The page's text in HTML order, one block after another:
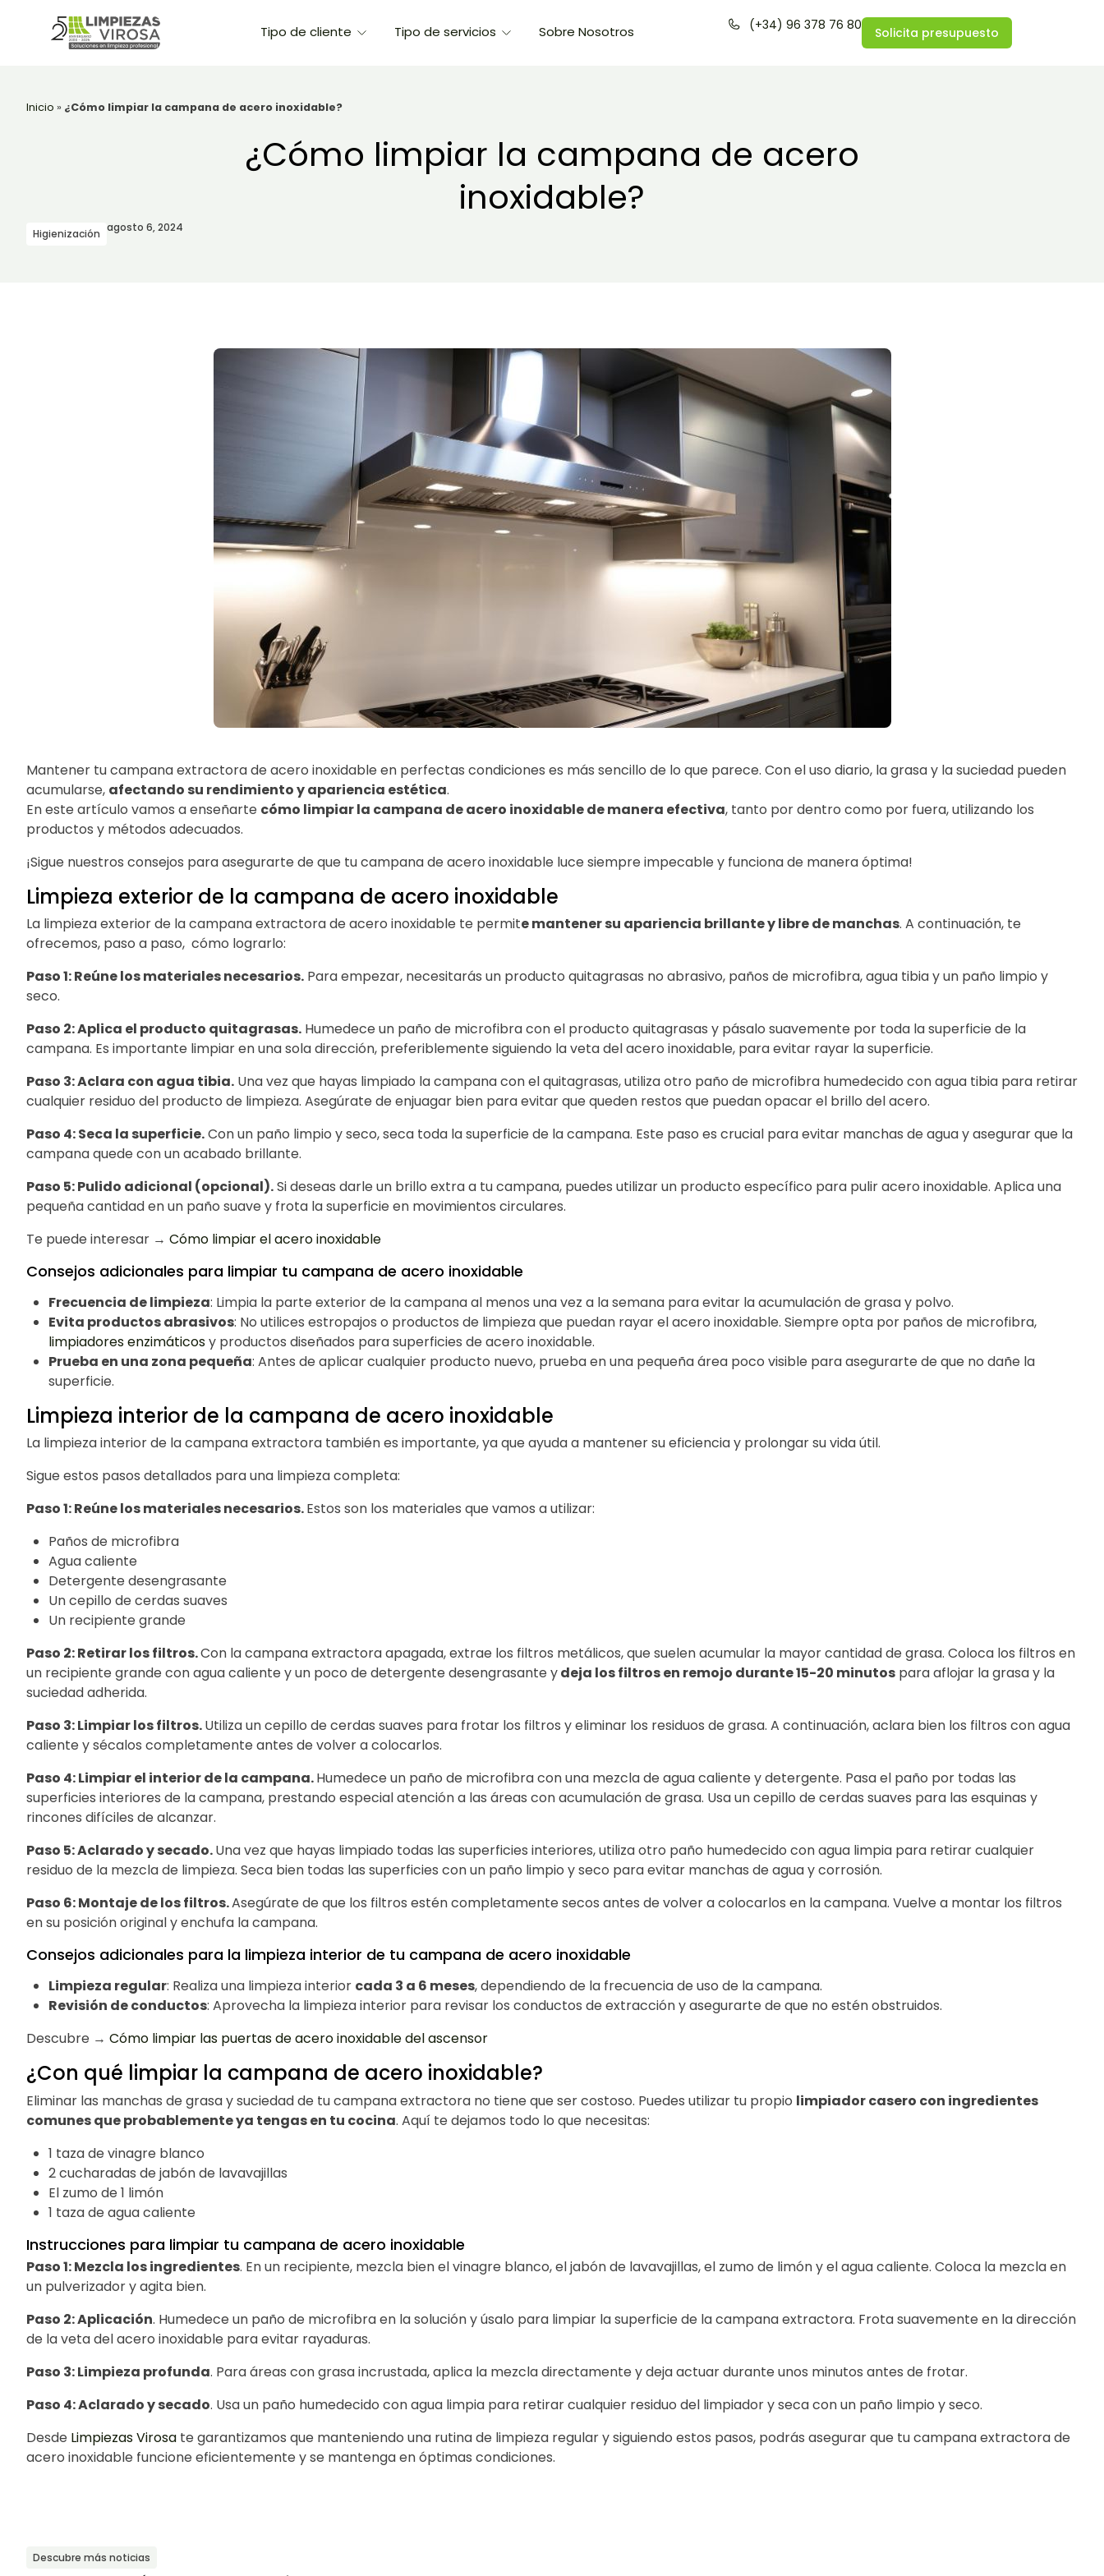
Tipo de cliente Tipo de servicios Sobre Nosotros (+34) 96 378 76 80
Solicita presupuesto
Inicio » ¿Cómo limpiar la campana de acero inoxidable?
¿Cómo limpiar la campana de acero
inoxidable?
Higienización agosto 6, 2024
Mantener tu campana extractora de acero inoxidable en perfectas condiciones es más sencillo de lo que parece. Con el uso diario, la grasa y la suciedad pueden
acumularse, afectando su rendimiento y apariencia estética.
En este artículo vamos a enseñarte cómo limpiar la campana de acero inoxidable de manera efectiva, tanto por dentro como por fuera, utilizando los
productos y métodos adecuados.
¡Sigue nuestros consejos para asegurarte de que tu campana de acero inoxidable luce siempre impecable y funciona de manera óptima!
Limpieza exterior de la campana de acero inoxidable
La limpieza exterior de la campana extractora de acero inoxidable te permite mantener su apariencia brillante y libre de manchas. A continuación, te
ofrecemos, paso a paso, cómo lograrlo:
Paso 1: Reúne los materiales necesarios. Para empezar, necesitarás un producto quitagrasas no abrasivo, paños de microfibra, agua tibia y un paño limpio y
seco.
Paso 2: Aplica el producto quitagrasas. Humedece un paño de microfibra con el producto quitagrasas y pásalo suavemente por toda la superficie de la
campana. Es importante limpiar en una sola dirección, preferiblemente siguiendo la veta del acero inoxidable, para evitar rayar la superficie.
Paso 3: Aclara con agua tibia. Una vez que hayas limpiado la campana con el quitagrasas, utiliza otro paño de microfibra humedecido con agua tibia para retirar
cualquier residuo del producto de limpieza. Asegúrate de enjuagar bien para evitar que queden restos que puedan opacar el brillo del acero.
Paso 4: Seca la superficie.Con un paño limpio y seco, seca toda la superficie de la campana. Este paso es crucial para evitar manchas de agua y asegurar que la
campana quede con un acabado brillante.
Paso 5: Pulido adicional (opcional).Si deseas darle un brillo extra a tu campana, puedes utilizar un producto específico para pulir acero inoxidable. Aplica una
pequeña cantidad en un paño suave y frota la superficie en movimientos circulares.
Te puede interesar → Cómo limpiar el acero inoxidable
Consejos adicionales para limpiar tu campana de acero inoxidable
Frecuencia de limpieza: Limpia la parte exterior de la campana al menos una vez a la semana para evitar la acumulación de grasa y polvo.
Evita productos abrasivos: No utilices estropajos o productos de limpieza que puedan rayar el acero inoxidable. Siempre opta por paños de microfibra,
limpiadores enzimáticosy productos diseñados para superficies de acero inoxidable.
Prueba en una zona pequeña: Antes de aplicar cualquier producto nuevo, prueba en una pequeña área poco visible para asegurarte de que no dañe la
superficie.
Limpieza interior de la campana de acero inoxidable
La limpieza interior de la campana extractora también es importante, ya que ayuda a mantener su eficiencia y prolongar su vida útil.
Sigue estos pasos detallados para una limpieza completa:
Paso 1: Reúne los materiales necesarios.Estos son los materiales que vamos a utilizar:
Paños de microfibra
Agua caliente
Detergente desengrasante
Un cepillo de cerdas suaves
Un recipiente grande
Paso 2: Retirar los filtros.Con la campana extractora apagada, extrae los filtros metálicos, que suelen acumular la mayor cantidad de grasa. Coloca los filtros en
un recipiente grande con agua caliente y un poco de detergente desengrasante ydeja los filtros en remojo durante 15-20 minutos para aflojar la grasa y la
suciedad adherida.
Paso 3: Limpiar los filtros.Utiliza un cepillo de cerdas suaves para frotar los filtros y eliminar los residuos de grasa. A continuación, aclara bien los filtros con agua
caliente y sécalos completamente antes de volver a colocarlos.
Paso 4: Limpiar el interior de la campana.Humedece un paño de microfibra con una mezcla de agua caliente y detergente. Pasa el paño por todas las
superficies interiores de la campana, prestando especial atención a las áreas con acumulación de grasa. Usa un cepillo de cerdas suaves para las esquinas y
rincones difíciles de alcanzar.
Paso 5: Aclarado y secado.Una vez que hayas limpiado todas las superficies interiores, utiliza otro paño humedecido con agua limpia para retirar cualquier
residuo de la mezcla de limpieza. Seca bien todas las superficies con un paño limpio y seco para evitar manchas de agua y corrosión.
Paso 6: Montaje de los filtros.Asegúrate de que los filtros estén completamente secos antes de volver a colocarlos en la campana. Vuelve a montar los filtros
en su posición original y enchufa la campana.
Consejos adicionales para la limpieza interior de tu campana de acero inoxidable
Limpieza regular: Realiza una limpieza interior cada 3 a 6 meses, dependiendo de la frecuencia de uso de la campana.
Revisión de conductos: Aprovecha la limpieza interior para revisar los conductos de extracción y asegurarte de que no estén obstruidos.
Descubre → Cómo limpiar las puertas de acero inoxidable del ascensor
¿Con qué limpiar la campana de acero inoxidable?
Eliminar las manchas de grasa y suciedad de tu campana extractora no tiene que ser costoso. Puedes utilizar tu propio limpiador casero con ingredientes
comunes que probablemente ya tengas en tu cocina. Aquí te dejamos todo lo que necesitas:
1 taza de vinagre blanco
2 cucharadas de jabón de lavavajillas
El zumo de 1 limón
1 taza de agua caliente
Instrucciones para limpiar tu campana de acero inoxidable
Paso 1: Mezcla los ingredientes. En un recipiente, mezcla bien el vinagre blanco, el jabón de lavavajillas, el zumo de limón y el agua caliente. Coloca la mezcla en
un pulverizador y agita bien.
Paso 2: Aplicación. Humedece un paño de microfibra en la solución y úsalo para limpiar la superficie de la campana extractora. Frota suavemente en la dirección
de la veta del acero inoxidable para evitar rayaduras.
Paso 3: Limpieza profunda. Para áreas con grasa incrustada, aplica la mezcla directamente y deja actuar durante unos minutos antes de frotar.
Paso 4: Aclarado y secado. Usa un paño humedecido con agua limpia para retirar cualquier residuo del limpiador y seca con un paño limpio y seco.
Desde Limpiezas Virosa te garantizamos que manteniendo una rutina de limpieza regular y siguiendo estos pasos, podrás asegurar que tu campana extractora de
acero inoxidable funcione eficientemente y se mantenga en óptimas condiciones.
Descubre más noticias